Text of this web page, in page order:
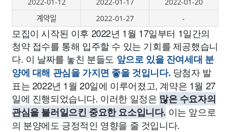
계약일
2022-01-27 -
모집이 시작된 이후 2022년 1월 17일부터 1일간의
청약 접수를 통해 입주할 수 있는 기회를 제공했습니
다. 이 날짜를 놓친 분들도 앞으로 있을 잔여세대 분
양에 대해 관심을 가지면 좋을 것입니다. 당첨자 발
표는 2022년 1월 20일에 이루어졌고, 계약은 1월 27
일에 진행되었습니다. 이러한 일정은 많은 수요자의
관심을 불러일으킨 중요한 요소입니다. 이는 앞으로
의 분양에도 긍정적인 영향을 줄 것입니다.